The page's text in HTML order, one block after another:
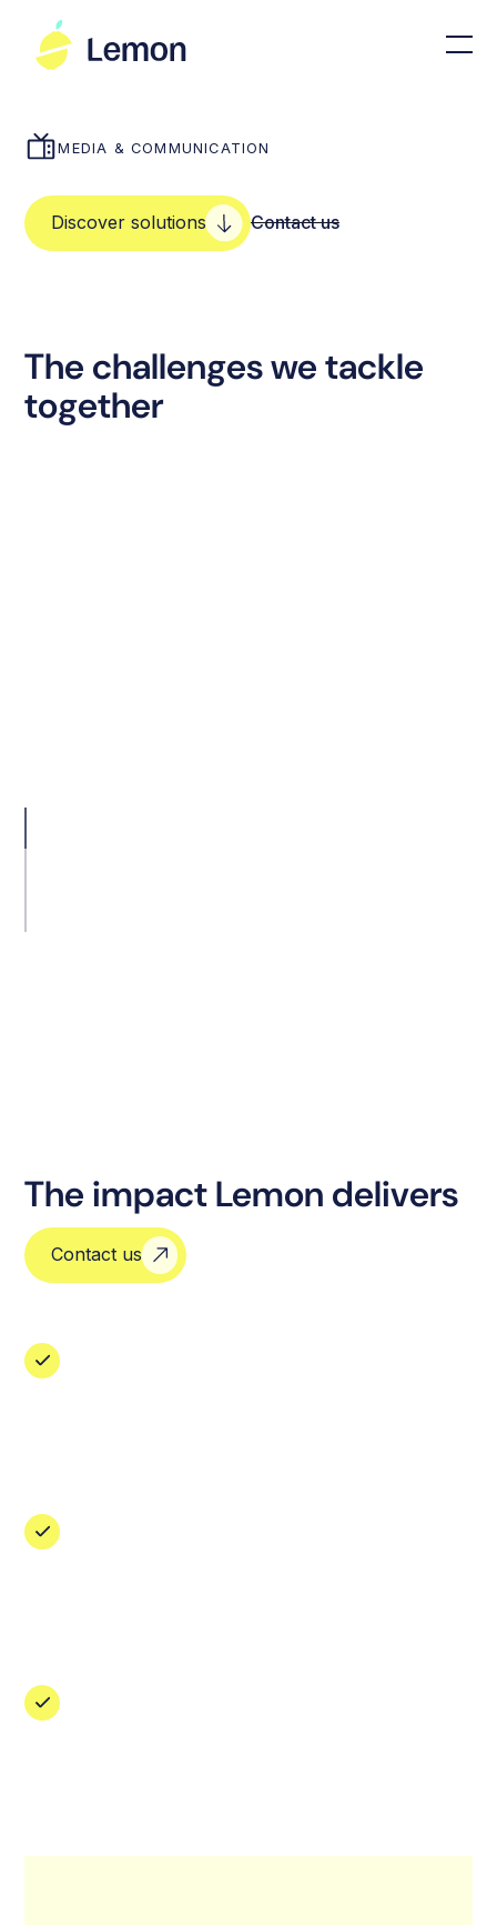
MEDIA & COMMUNICATION
Discover solutions Contact us
The challenges we tackle
together
The impact Lemon delivers
Contact us